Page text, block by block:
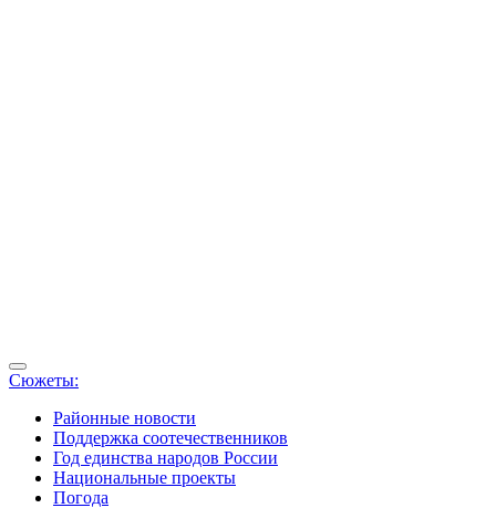
Сюжеты:
Районные новости
Поддержка соотечественников
Год единства народов России
Национальные проекты
Погода